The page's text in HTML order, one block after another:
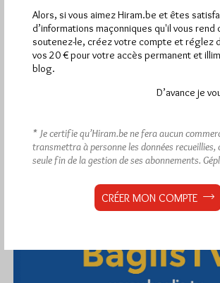
Pirsch.io)
Abonnement aux Newsletters - RSS
Alors, si vous aimez Hiram.be et êtes
d’informations maçonniques qu'il vous rend
soutenez-le, créez votre compte et réglez
vos 20 € pour votre accès permanent et
blog.
D’avance je
* Je certifie qu’Hiram.be ne fera aucun
transmettra à personne les données recueillies,
seule fin de la gestion de ses abonnements.
CRÉER MON COMPTE